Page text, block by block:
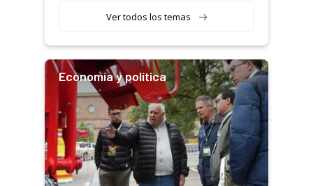
Ver todos los temas
Economía y política